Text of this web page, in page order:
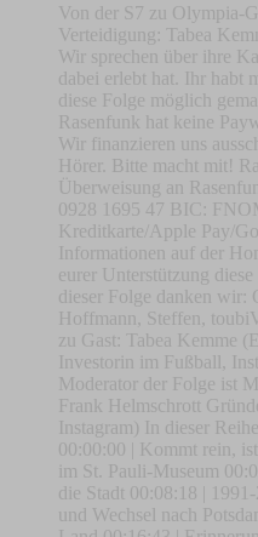
Von der S7 zu Olympia-
Verteidigung: Tabea
Wir sprechen über ihre
dabei erlebt hat. Ihr habt
diese Folge möglich
Rasenfunk hat keine
Wir finanzieren uns
Hörer. Bitte macht mit!
Überweisung an
0928 1695 47 BIC:
Kreditkarte/Apple Pay/
Informationen auf der
eurer Unterstützung
dieser Folge danken wir:
Hoffmann, Steffen,
zu Gast: Tabea Kemme
Investorin im Fußball,
Moderator der Folge ist
Frank Helmschrott
Instagram) In dieser
00:00:00 | Kommt rein,
im St. Pauli-Museum
die Stadt 00:08:18 |
und Wechsel nach